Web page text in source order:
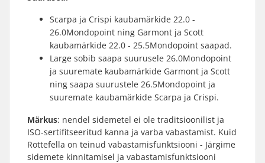
Scarpa ja Crispi kaubamärkide 22.0 -
26.0Mondopoint ning Garmont ja Scott
kaubamärkide 22.0 - 25.5Mondopoint saapad.
Large sobib saapa suurusele 26.0Mondopoint
ja suuremate kaubamärkide Garmont ja Scott
ning saapa suurustele 26.5Mondopoint ja
suuremate kaubamärkide Scarpa ja Crispi.
Märkus: nendel sidemetel ei ole traditsioonilist ja
ISO-sertifitseeritud kanna ja varba vabastamist. Kuid
Rottefella on teinud vabastamisfunktsiooni - Järgime
sidemete kinnitamisel ja vabastamisfunktsiooni